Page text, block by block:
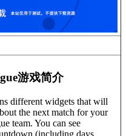
游戏简介
different widgets that will
the next match for your
team. You can see